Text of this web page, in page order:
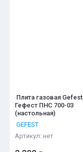
Плита газовая Gefest
Гефест ПНС 700-03
(настольная)
GEFEST
Артикул: нет